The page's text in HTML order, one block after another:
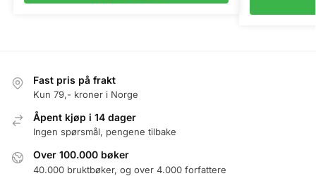
Fast pris på frakt
Kun 79,- kroner i Norge
Åpent kjøp i 14 dager
Ingen spørsmål, pengene tilbake
Over 100.000 bøker
40.000 bruktbøker, og over 4.000 forfattere